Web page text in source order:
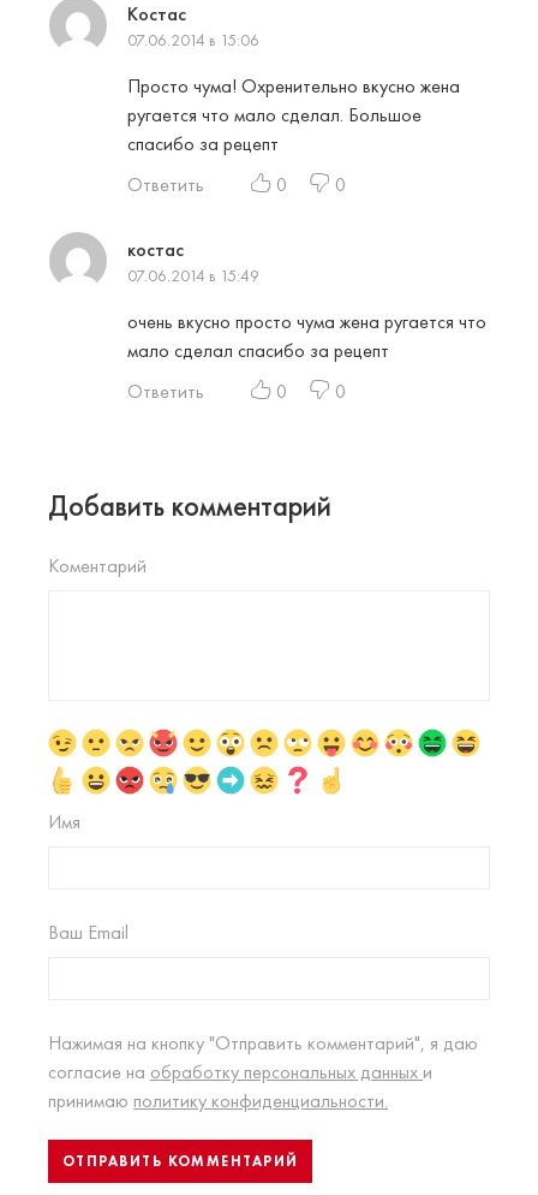
Костас
07.06.2014 в 15:06
Просто чума! Охренительно вкусно жена
ругается что мало сделал. Большое
спасибо за рецепт
Ответить
0 0
костас
07.06.2014 в 15:49
очень вкусно просто чума жена ругается что
мало сделал спасибо за рецепт
Ответить
0 0
Добавить комментарий
Коментарий
Имя
Ваш Email
Нажимая на кнопку "Отправить комментарий", я даю
согласие на обработку персональных данных и
принимаю политику конфиденциальности.